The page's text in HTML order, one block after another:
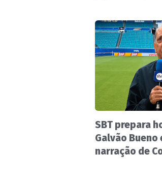
SBT prepara
Galvão Bueno
narração de